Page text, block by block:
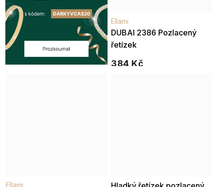
DUBAI 2386 Pozlacený
řetízek
Ellami
384 Kč
Ellami